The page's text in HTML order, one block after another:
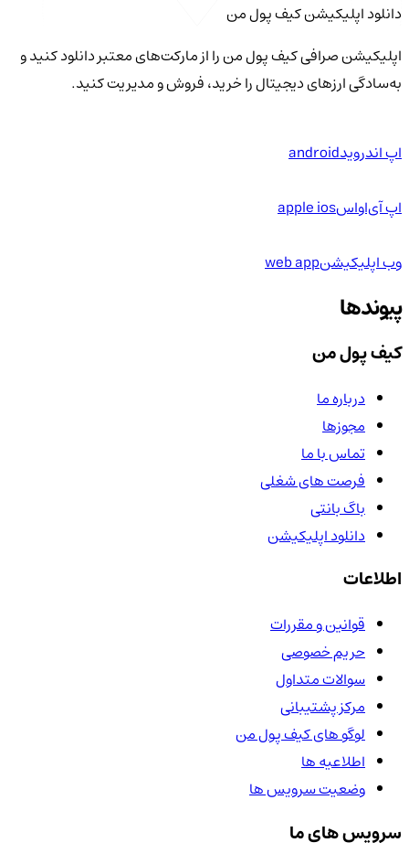
دانلود اپلیکیشن کیف‌ پول من
اپلیکیشن صرافی کیف پول من را از مارکت‌های معتبر دانلود کنید و
به‌سادگی ارزهای دیجیتال را خرید، فروش و مدیریت کنید.
اپ اندرویدandroid
اپ آی‌او‌اسapple ios
وب اپلیکیشنweb app
پیوندها
کیف پول من
درباره ما
مجوزها
تماس با ما
فرصت های شغلی
باگ بانتی
دانلود اپلیکیشن
اطلاعات
قوانین و مقررات
حریم خصوصی
سوالات متداول
مرکز پشتیبانی
لوگو های کیف پول من
اطلاعیه ها
وضعیت سرویس ها
سرویس های ما